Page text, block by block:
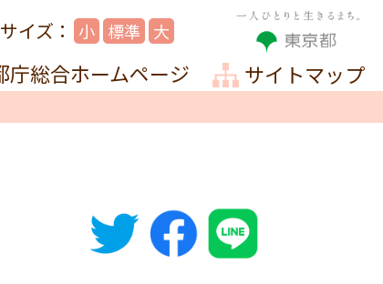
小 標準 大
庁総合ホームページ サイトマップ